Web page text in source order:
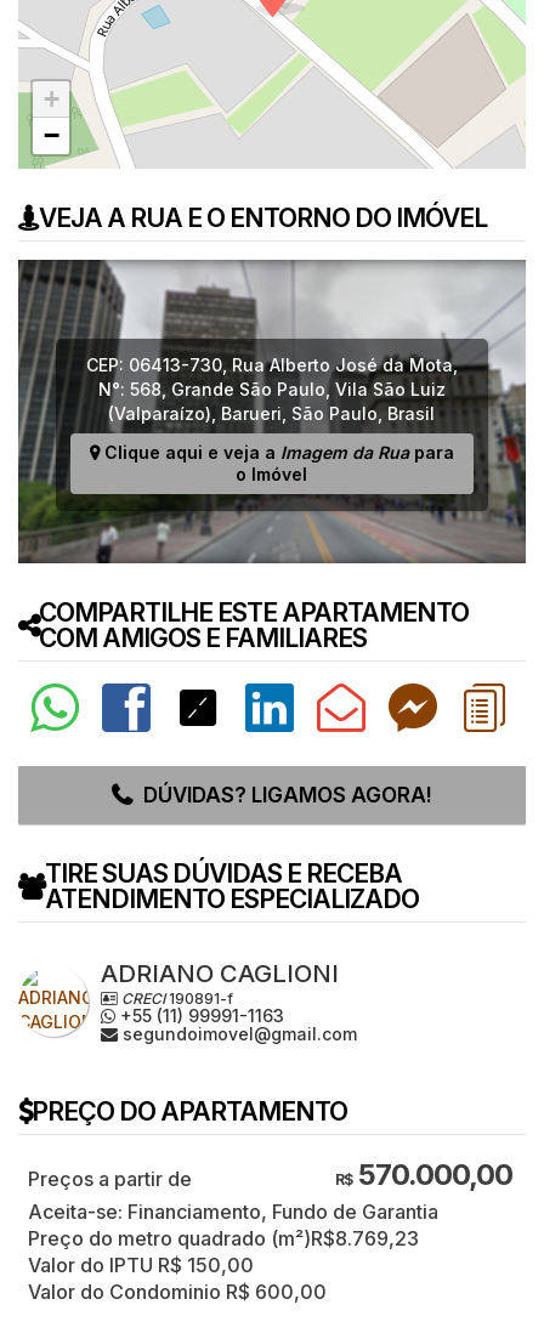
+
−
VEJA A RUA E O ENTORNO DO IMÓVEL
CEP: 06413-730, Rua Alberto José da Mota,
N°: 568, Grande São Paulo Vila São Luiz
(Valparaízo) Barueri São Paulo Brasil
Clique aqui e veja a Imagem da Ruapara
o Imóvel
COMPARTILHE ESTE APARTAMENTO
COM AMIGOS E FAMILIARES
DÚVIDAS? LIGAMOS AGORA!
TIRE SUAS DÚVIDAS E RECEBA
ATENDIMENTO ESPECIALIZADO
ADRIANO CAGLIONI
CRECI190891-f
+55 (11) 99991-1163
segundoimovel@gmail.com
PREÇO DO APARTAMENTO
R$570.000,00
Aceita-se: Financiamento, Fundo de Garantia
Preço do metro quadrado (m²)R$8.769,23
Valor do IPTU R$ 150,00
Valor do Condominio R$ 600,00